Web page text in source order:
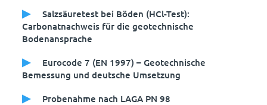
Salzsäuretest bei Böden (HCl-Test):
Carbonatnachweis für die geotechnische
Bodenansprache
Eurocode 7 (EN 1997) – Geotechnische
Bemessung und deutsche Umsetzung
Probenahme nach LAGA PN 98